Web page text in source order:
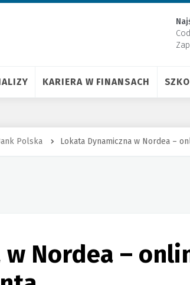
KARIERA W FINANSACH
Polska Lokata Dynamiczna w Nordea –
Nordea –